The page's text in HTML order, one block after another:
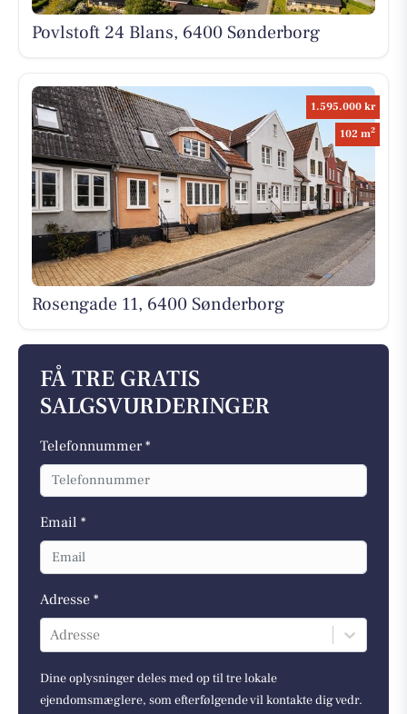
Povlstoft 24 Blans, 6400 Sønderborg
1.595.000 kr
102 m2
Rosengade 11, 6400 Sønderborg
FÅ TRE GRATIS
SALGSVURDERINGER
Telefonnummer *
Email *
Adresse *
Adresse
Dine oplysninger deles med op til tre lokale
ejendomsmæglere, som efterfølgende vil kontakte dig vedr.